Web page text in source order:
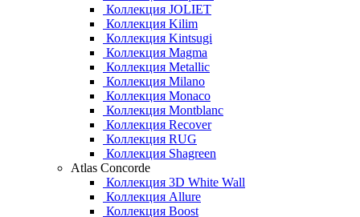
Коллекция JOLIET
Коллекция Kilim
Коллекция Kintsugi
Коллекция Magma
Коллекция Metallic
Коллекция Milano
Коллекция Monaco
Коллекция Montblanc
Коллекция Recover
Коллекция RUG
Коллекция Shagreen
Atlas Concorde
Коллекция 3D White Wall
Коллекция Allure
Коллекция Boost